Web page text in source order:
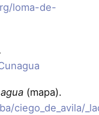
loma-de-
(mapa).
ciego_de_avila/